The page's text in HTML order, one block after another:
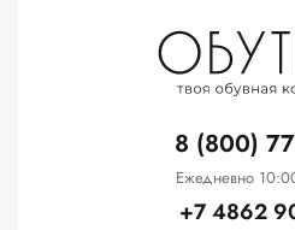
8 (800)
Ежедневно
+7 4862